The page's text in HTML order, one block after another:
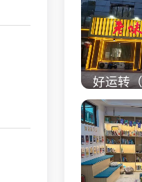
立即查看
好运转
天餐厅
餐饮店
低
立即查看